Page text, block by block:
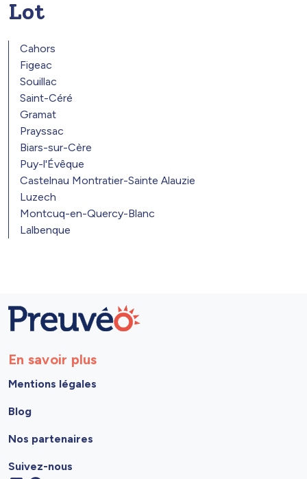
Lot
Cahors
Figeac
Souillac
Saint-Céré
Gramat
Prayssac
Biars-sur-Cère
Puy-l'Évêque
Castelnau Montratier-Sainte Alauzie
Luzech
Montcuq-en-Quercy-Blanc
Lalbenque
En savoir plus
Mentions légales
Blog
Nos partenaires
Suivez-nous